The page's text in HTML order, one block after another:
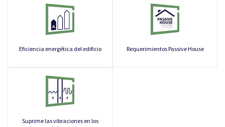
Eficiencia energética del edificio Requerimientos Passive House
Suprime las vibraciones en los